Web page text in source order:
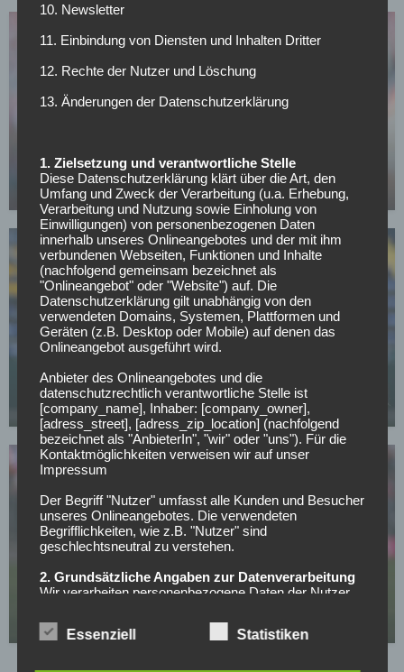
sollte Kompany gegen PSG vermeiden
05.05.2026
BUNDESLIGA
Talent Santos Daiber erleidet Muskelsehnenriss
05.05.2026
FC BAYERN MÜNCHEN
Vertrag bis 2027, keine Einigung: Bayern lässt
diesen Leistungsträger ziehen
03.05.2026
10. Newsletter
11. Einbindung von Diensten und Inhalten Dritter
12. Rechte der Nutzer und Löschung
13. Änderungen der Datenschutzerklärung
1. Zielsetzung und verantwortliche Stelle
Diese Datenschutzerklärung klärt über die Art, den
Umfang und Zweck der Verarbeitung (u.a. Erhebung,
Verarbeitung und Nutzung sowie Einholung von
Einwilligungen) von personenbezogenen Daten
innerhalb unseres Onlineangebotes und der mit ihm
verbundenen Webseiten, Funktionen und Inhalte
(nachfolgend gemeinsam bezeichnet als
"Onlineangebot" oder "Website") auf. Die
Datenschutzerklärung gilt unabhängig von den
verwendeten Domains, Systemen, Plattformen und
Geräten (z.B. Desktop oder Mobile) auf denen das
Onlineangebot ausgeführt wird.
Anbieter des Onlineangebotes und die
datenschutzrechtlich verantwortliche Stelle ist
[company_name], Inhaber: [company_owner],
[adress_street], [adress_zip_location] (nachfolgend
bezeichnet als "AnbieterIn", "wir" oder "uns"). Für die
Kontaktmöglichkeiten verweisen wir auf unser
Impressum
Der Begriff "Nutzer" umfasst alle Kunden und Besucher
unseres Onlineangebotes. Die verwendeten
Begrifflichkeiten, wie z.B. "Nutzer" sind
geschlechtsneutral zu verstehen.
2. Grundsätzliche Angaben zur Datenverarbeitung
Wir verarbeiten personenbezogene Daten der Nutzer
Datenschutzbestimmungen entsprechend den
Geboten der Datensparsamkeit- und
werden nur beim Vorliegen einer gesetzlichen
Essenziell Statistiken